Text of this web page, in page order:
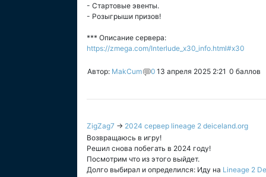
- Стартовые эвенты.
- Розыгрыши призов!
*** Описание сервера:
https://zmega.com/Interlude_x30_info.html#x30
Автор: MakCum 0 13 апреля 2025 2:21 0 баллов
ZigZag7 → 2024 сервер lineage 2 deiceland.org
Возвращаюсь в игру!
Решил снова побегать в 2024 году!
Посмотрим что из этого выйдет.
Долго выбирал и определился: Иду на Lineage 2